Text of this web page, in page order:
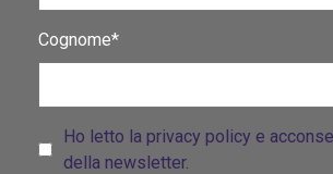
Cognome*
Ho letto la privacy policy e
della newsletter.